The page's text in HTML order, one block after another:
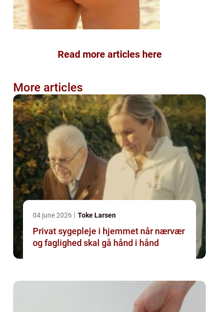
Read more articles here
More articles
04 june 2026 Toke Larsen
Privat sygepleje i hjemmet når nærvær
og faglighed skal gå hånd i hånd